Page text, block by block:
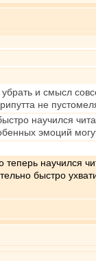
и смысл
не
научился
эмоций
научился
быстро